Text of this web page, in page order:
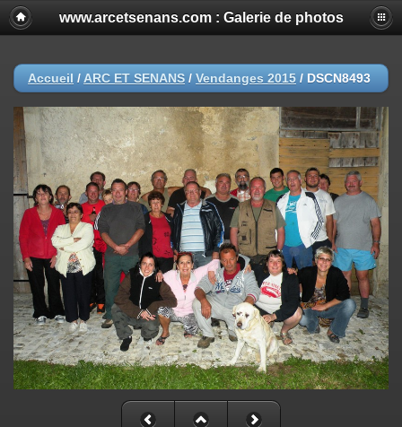
www.arcetsenans.com : Galerie de photos
Accueil / ARC ET SENANS / Vendanges 2015 / DSCN8493